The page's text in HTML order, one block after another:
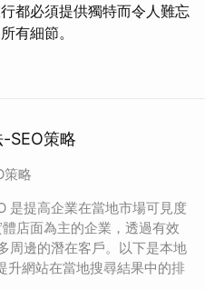
都必須提供獨特而令人難忘
有細節。
SEO策略
策略
是提高企業在當地市場可見度
店面為主的企業，透過有效
周邊的潛在客戶。以下是本地
升網站在當地搜尋結果中的排